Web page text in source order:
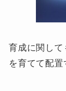
育成に関して
を育てて配置